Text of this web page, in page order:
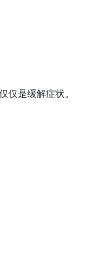
仅是缓解症状。